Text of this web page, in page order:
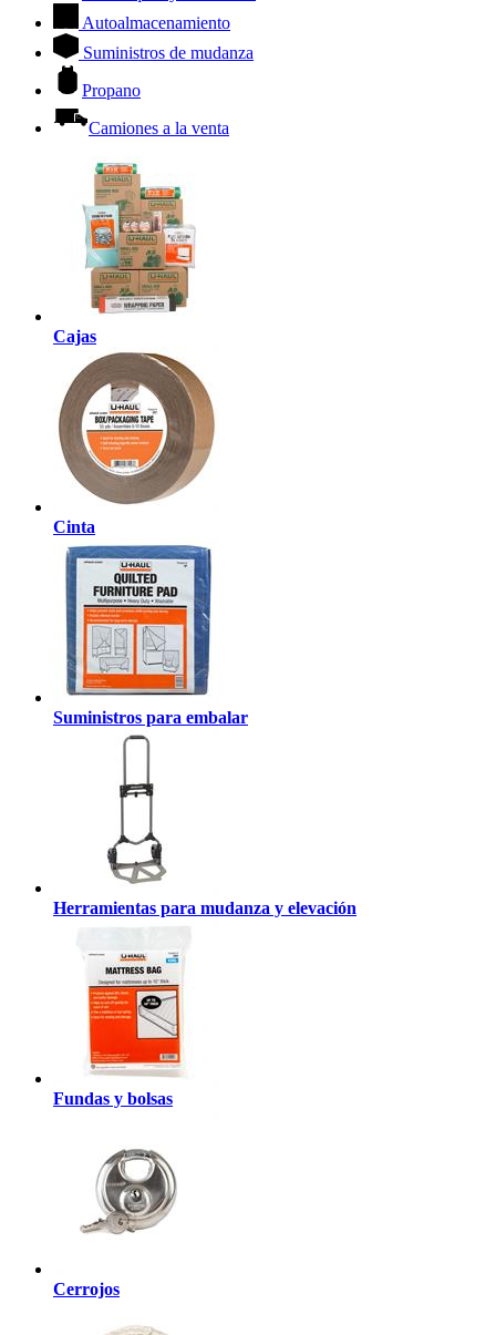
Autoalmacenamiento
Suministros de mudanza
Propano
Camiones a la venta
Cajas
Cinta
Suministros para embalar
Herramientas para mudanza y elevación
Fundas y bolsas
Cerrojos